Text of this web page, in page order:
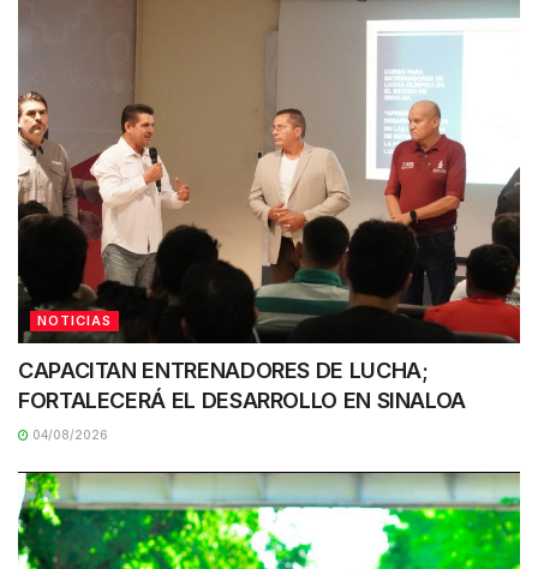
NOTICIAS
CAPACITAN ENTRENADORES DE LUCHA;
FORTALECERÁ EL DESARROLLO EN SINALOA
04/08/2026